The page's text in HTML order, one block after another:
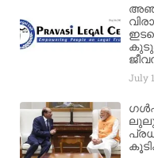
July
ലുലു